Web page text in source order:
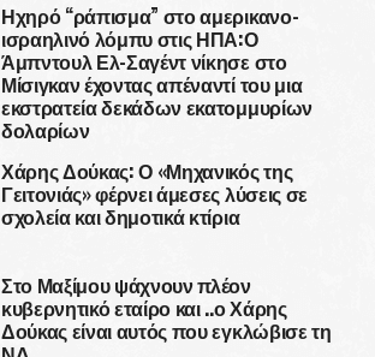
Ηχηρό “ράπισμα” στο αμερικανο-
ισραηλινό λόμπυ στις ΗΠΑ:Ο
Άμπντουλ Ελ-Σαγέντ νίκησε στο
Μίσιγκαν έχοντας απέναντί του μια
εκστρατεία δεκάδων εκατομμυρίων
δολαρίων
Χάρης Δούκας: Ο «Μηχανικός της
Γειτονιάς» φέρνει άμεσες λύσεις σε
σχολεία και δημοτικά κτίρια
Στο Μαξίμου ψάχνουν πλέον
κυβερνητικό εταίρο και ..ο Χάρης
Δούκας είναι αυτός που εγκλώβισε τη